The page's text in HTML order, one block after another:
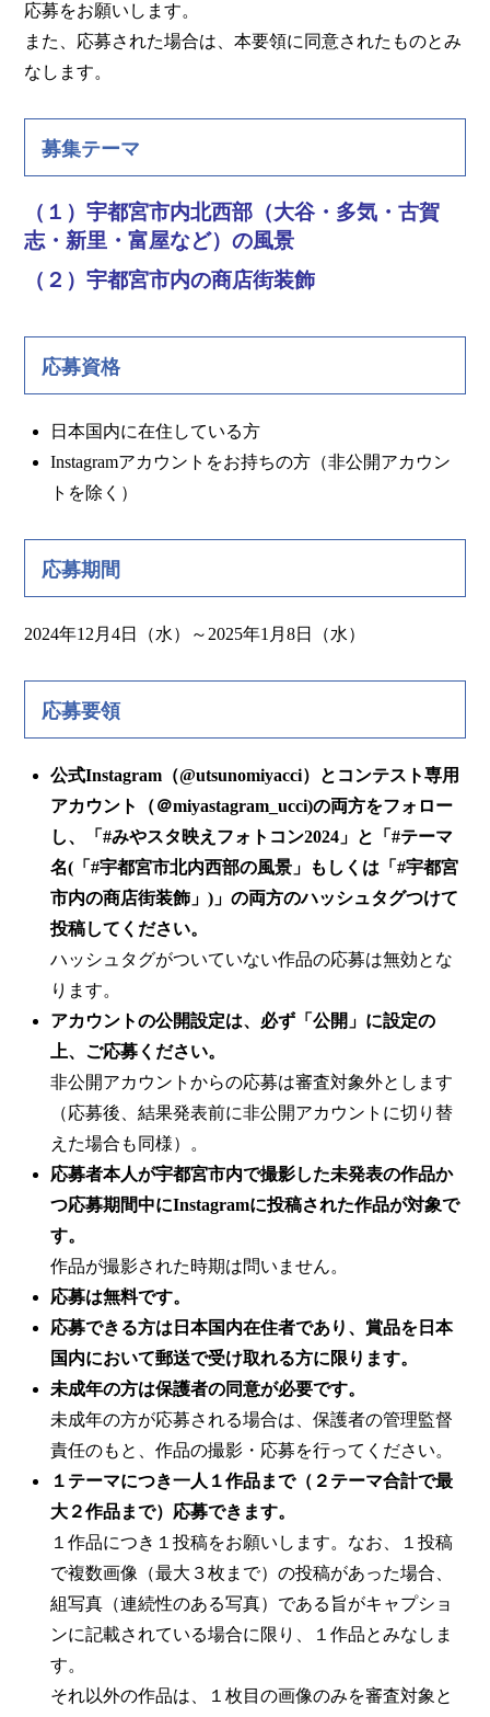
応募をお願いします。
また、応募された場合は、本要領に同意されたものとみ
なします。
募集テーマ
（１）宇都宮市内北西部（大谷・多気・古賀
志・新里・富屋など）の風景
（２）宇都宮市内の商店街装飾
応募資格
日本国内に在住している方
Instagramアカウントをお持ちの方（非公開アカウン
トを除く）
応募期間
2024年12月4日（水）～2025年1月8日（水）
応募要領
公式Instagram（@utsunomiyacci）とコンテスト専用
アカウント（＠miyastagram_ucci)の両方をフォロー
し、「#みやスタ映えフォトコン2024」と「#テーマ
名(「#宇都宮市北内西部の風景」もしくは「#宇都宮
市内の商店街装飾」)」の両方のハッシュタグつけて
投稿してください。
ハッシュタグがついていない作品の応募は無効とな
ります。
アカウントの公開設定は、必ず「公開」に設定の
上、ご応募ください。
非公開アカウントからの応募は審査対象外とします
（応募後、結果発表前に非公開アカウントに切り替
えた場合も同様）。
応募者本人が宇都宮市内で撮影した未発表の作品か
つ応募期間中にInstagramに投稿された作品が対象で
す。
作品が撮影された時期は問いません。
応募は無料です。
応募できる方は日本国内在住者であり、賞品を日本
国内において郵送で受け取れる方に限ります。
未成年の方は保護者の同意が必要です。
未成年の方が応募される場合は、保護者の管理監督
責任のもと、作品の撮影・応募を行ってください。
１テーマにつき一人１作品まで（２テーマ合計で最
大２作品まで）応募できます。
１作品につき１投稿をお願いします。なお、１投稿
で複数画像（最大３枚まで）の投稿があった場合、
組写真（連続性のある写真）である旨がキャプショ
ンに記載されている場合に限り、１作品とみなしま
す。
それ以外の作品は、１枚目の画像のみを審査対象と